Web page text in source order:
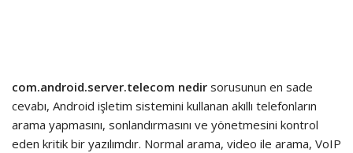
com.android.server.telecom nedir sorusunun en sade
cevabı, Android işletim sistemini kullanan akıllı telefonların
arama yapmasını, sonlandırmasını ve yönetmesini kontrol
eden kritik bir yazılımdır. Normal arama, video ile arama, VoIP